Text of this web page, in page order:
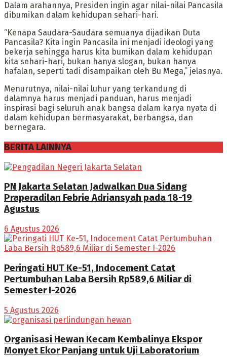
Dalam arahannya, Presiden ingin agar nilai-nilai Pancasila
dibumikan dalam kehidupan sehari-hari.
“Kenapa Saudara-Saudara semuanya dijadikan Duta
Pancasila? Kita ingin Pancasila ini menjadi ideologi yang
bekerja sehingga harus kita bumikan dalam kehidupan
kita sehari-hari, bukan hanya slogan, bukan hanya
hafalan, seperti tadi disampaikan oleh Bu Mega,” jelasnya.
Menurutnya, nilai-nilai luhur yang terkandung di
dalamnya harus menjadi panduan, harus menjadi
inspirasi bagi seluruh anak bangsa dalam karya nyata di
dalam kehidupan bermasyarakat, berbangsa, dan
bernegara.
BERITA LAINNYA
PN Jakarta Selatan Jadwalkan Dua Sidang
Praperadilan Febrie Adriansyah pada 18-19
Agustus
6 Agustus 2026
Peringati HUT Ke-51, Indocement Catat
Pertumbuhan Laba Bersih Rp589,6 Miliar di
Semester I-2026
5 Agustus 2026
Organisasi Hewan Kecam Kembalinya Ekspor
Monyet Ekor Panjang untuk Uji Laboratorium